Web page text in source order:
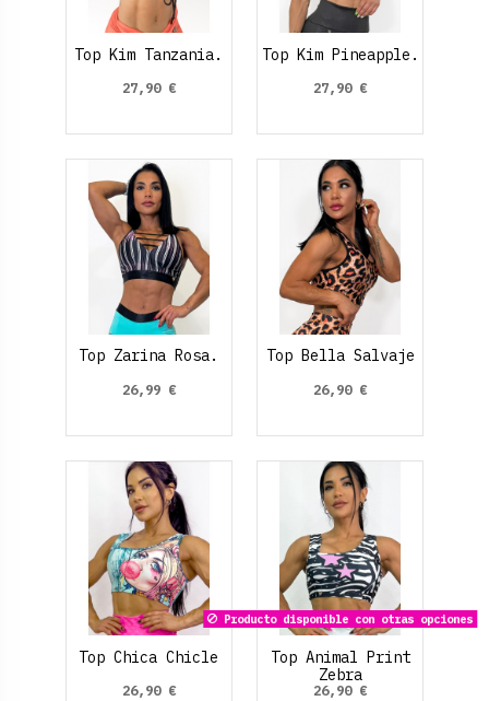
Top Kim Tanzania.
27,90 €
Top Kim Pineapple.
27,90 €
Top Zarina Rosa.
26,99 €
Top Bella Salvaje
26,90 €
Top Chica Chicle
26,90 €
Producto disponible con otras opciones
Top Animal Print
Zebra
26,90 €